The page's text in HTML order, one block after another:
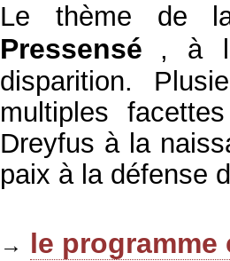
Le thème de
Pressensé
, à
disparition.
multiples
Dreyfus à la
paix à la défense
→ le programme